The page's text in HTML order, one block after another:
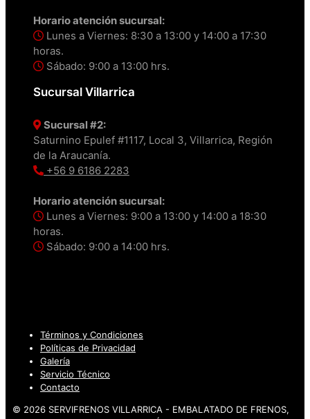
Horario atención sucursal:
Lunes a Viernes: 8:30 a 13:00 y 14:00 a 17:30
horas.
Sábado: 9:00 a 13:00 hrs.
Sucursal Villarrica
Sucursal #2:
Saturnino Epulef #1117, Local 3, Villarrica, Región
de la Araucanía.
+56 9 6186 2283
Horario atención sucursal:
Lunes a Viernes: 9:00 a 13:00 y 14:00 a 18:30
horas.
Sábado: 9:00 a 14:00 hrs.
Términos y Condiciones
Políticas de Privacidad
Galería
Servicio Técnico
Contacto
© 2026 SERVIFRENOS VILLARRICA - EMBALATADO DE FRENOS,